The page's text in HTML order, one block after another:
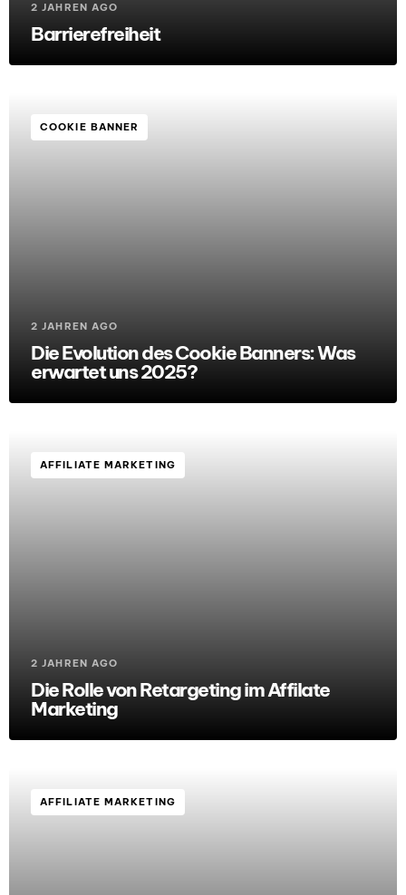
2 JAHREN AGO
Barrierefreiheit
COOKIE BANNER
2 JAHREN AGO
Die Evolution des Cookie Banners: Was
erwartet uns 2025?
AFFILIATE MARKETING
2 JAHREN AGO
Die Rolle von Retargeting im Affilate
Marketing
AFFILIATE MARKETING